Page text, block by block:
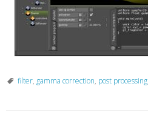
filter, gamma correction, post processing